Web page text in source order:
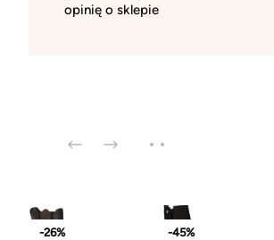
opinię o sklepie
-26% -45%